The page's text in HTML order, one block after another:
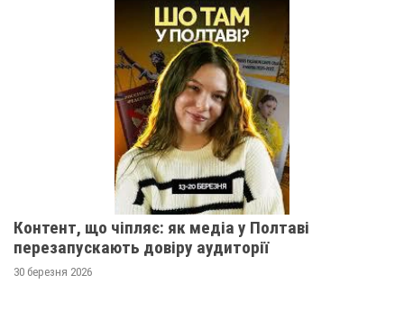
Контент, що чіпляє: як медіа у Полтаві
перезапускають довіру аудиторії
30 березня 2026